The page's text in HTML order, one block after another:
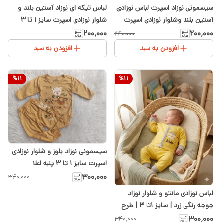
سیسمونی نوزاد اسپرت لباس نوزادی
آستین بلند وشلوار نوزادی اسپرت
سایز 1 تا 3 طرح پنگوئن رنگ ابی
۲۰۰٬۰۰۰ ۲۴۰٬۰۰۰
افزودن به سبد
لباس تیکه ای نوزاد آستین بلند و
شلوار نوزادی اسپرت سایز 1 تا 3
طرح پنگوئن اسپرت دختر و پسر رنگ
زرد
۲۰۰٬۰۰۰
افزودن به سبد
%11
لباس نوزادی مانتو و شلوار نوزاد
جوجه رنگی زرد | سایز ۱تا ۳ | طرح
شاد و بامزه مانتو و شلوار
۳۰۰٬۰۰۰ ۳۴۰٬۰۰۰
%11
سیسمونی نوزاد بلوز و شلوار نوزادی
اسپرت سایز ۱ تا ۳ پنبه اعلا
۳۰۰٬۰۰۰ ۳۴۰٬۰۰۰